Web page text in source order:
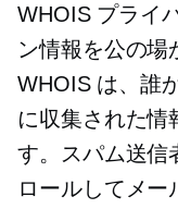
WHOIS プライ
ン情報を公の場
WHOIS は、誰
に収集された情
す。スパム送信
ロールしてメー